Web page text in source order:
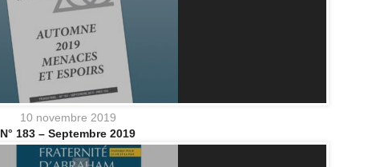
10 novembre 2019
N° 183 – Septembre 2019